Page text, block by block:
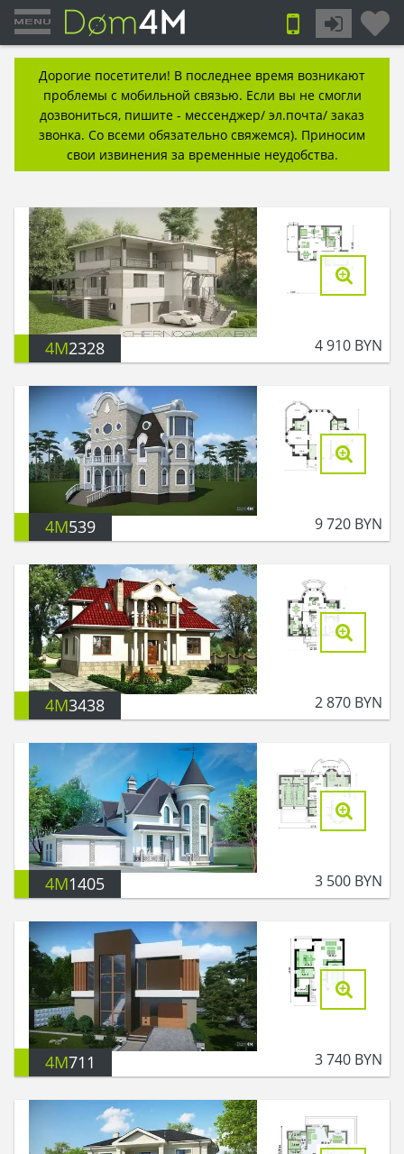
Дорогие посетители! В последнее время возникают
проблемы с мобильной связью. Если вы не смогли
дозвониться, пишите - мессенджер/ эл.почта/ заказ
звонка. Со всеми обязательно свяжемся). Приносим
свои извинения за временные неудобства.
4M2328 4 910 BYN
4M539 9 720 BYN
4M3438 2 870 BYN
4M1405 3 500 BYN
4M711 3 740 BYN